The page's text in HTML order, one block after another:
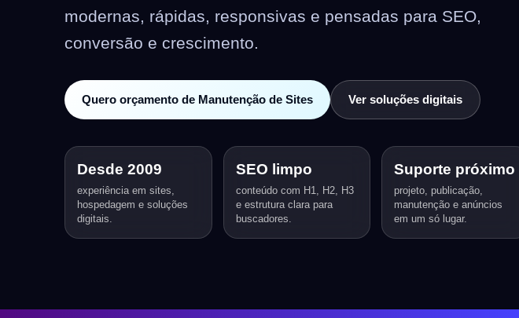
modernas, rápidas, responsivas e pensadas para SEO,
conversão e crescimento.
Quero orçamento de Manutenção de Sites Ver soluções digitais
Desde 2009
experiência em sites,
hospedagem e soluções
digitais.
SEO limpo
conteúdo com H1, H2, H3
e estrutura clara para
buscadores.
Suporte próximo
projeto, publicação,
manutenção e anúncios
em um só lugar.